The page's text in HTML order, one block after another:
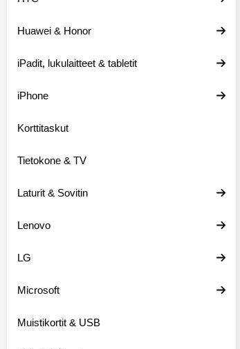
Huawei & Honor
iPadit, lukulaitteet & tabletit
iPhone
Korttitaskut
Tietokone & TV
Laturit & Sovitin
Lenovo
LG
Microsoft
Muistikortit & USB